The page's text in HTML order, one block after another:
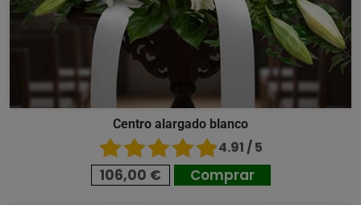
Centro alargado blanco
4.91 / 5
106,00 € Comprar